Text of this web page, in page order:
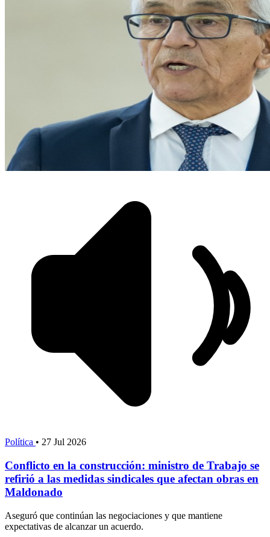
Política • 27 Jul 2026
Conflicto en la construcción: ministro de Trabajo se
refirió a las medidas sindicales que afectan obras en
Maldonado
Aseguró que continúan las negociaciones y que mantiene
expectativas de alcanzar un acuerdo.